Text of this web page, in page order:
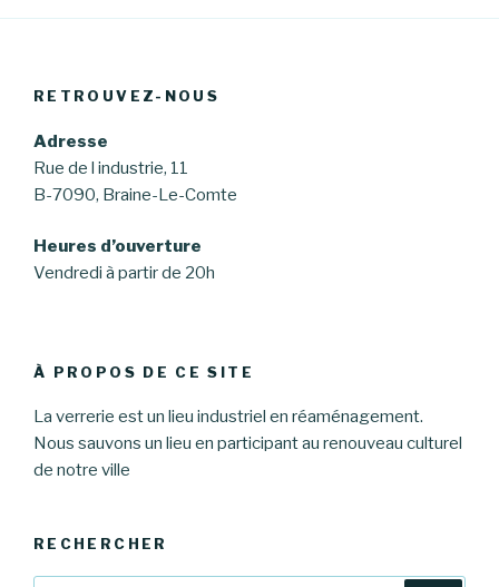
RETROUVEZ-NOUS
Adresse
Rue de l industrie, 11
B-7090, Braine-Le-Comte
Heures d’ouverture
Vendredi à partir de 20h
À PROPOS DE CE SITE
La verrerie est un lieu industriel en réaménagement.
Nous sauvons un lieu en participant au renouveau culturel
de notre ville
RECHERCHER